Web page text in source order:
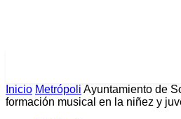
Inicio Metrópoli Ayuntamiento de
formación musical en la niñez y